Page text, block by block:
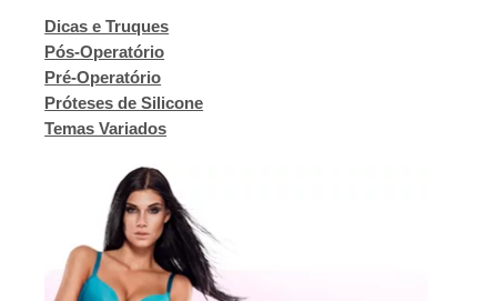
Dicas e Truques
Pós-Operatório
Pré-Operatório
Próteses de Silicone
Temas Variados